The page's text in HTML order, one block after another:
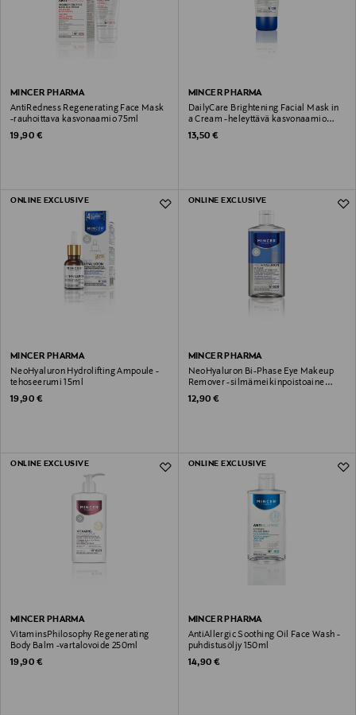
MINCER PHARMA
AntiRedness Regenerating Face Mask
-rauhoittava kasvonaamio 75ml
Original Price
19,90 €
MINCER PHARMA
DailyCare Brightening Facial Mask in
a Cream -heleyttävä kasvonaamio
75ml
Original Price
13,50 €
ONLINE EXCLUSIVE
MINCER PHARMA
NeoHyaluron Hydrolifting Ampoule -
tehoseerumi 15ml
Original Price
19,90 €
ONLINE EXCLUSIVE
MINCER PHARMA
NeoHyaluron Bi-Phase Eye Makeup
Remover -silmämeikinpoistoaine
150ml
Original Price
12,90 €
ONLINE EXCLUSIVE
MINCER PHARMA
VitaminsPhilosophy Regenerating
Body Balm -vartalovoide 250ml
Original Price
19,90 €
ONLINE EXCLUSIVE
MINCER PHARMA
AntiAllergic Soothing Oil Face Wash -
puhdistusöljy 150ml
Original Price
14,90 €